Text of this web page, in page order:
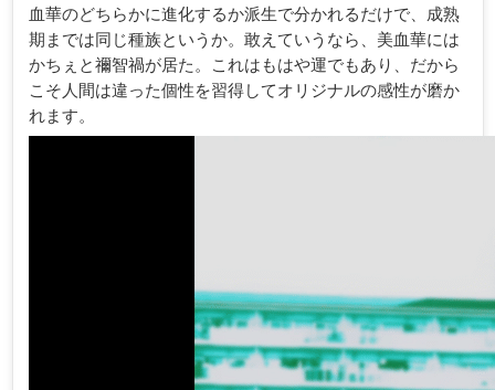
血華のどちらかに進化するか派生で分かれるだけで、成熟
期までは同じ種族というか。敢えていうなら、美血華には
かちぇと禰智禍が居た。これはもはや運でもあり、だから
こそ人間は違った個性を習得してオリジナルの感性が磨か
れます。